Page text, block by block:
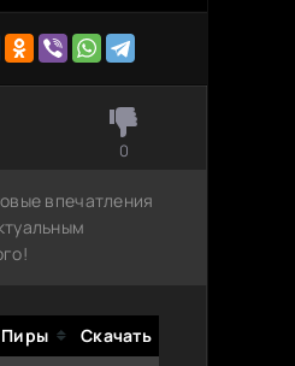
0
впечатления
Пиры
Скачать